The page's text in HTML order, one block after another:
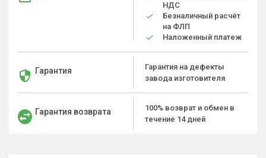
НДС
Безналичный расчёт
на ФЛП
Наложенный платеж
Гарантия
Гарантия на дефекты
завода изготовителя
Гарантия возврата
100% возврат и обмен в
течение 14 дней